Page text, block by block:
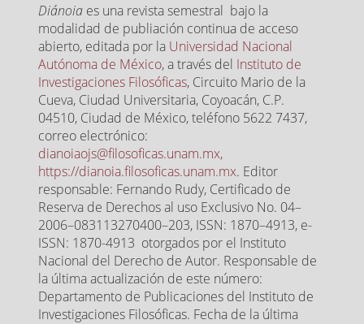
Diánoia es una revista semestral bajo la
modalidad de publiación continua de acceso
abierto, editada por la Universidad Nacional
Autónoma de México, a través del Instituto de
Investigaciones Filosóficas, Circuito Mario de la
Cueva, Ciudad Universitaria, Coyoacán, C.P.
04510, Ciudad de México, teléfono 5622 7437,
correo electrónico:
dianoiaojs@filosoficas.unam.mx,
https://dianoia.filosoficas.unam.mx. Editor
responsable: Fernando Rudy, Certificado de
Reserva de Derechos al uso Exclusivo No. 04–
2006–083113270400–203, ISSN: 1870–4913, e-
ISSN: 1870-4913 otorgados por el Instituto
Nacional del Derecho de Autor. Responsable de
la última actualización de este número:
Departamento de Publicaciones del Instituto de
Investigaciones Filosóficas. Fecha de la última